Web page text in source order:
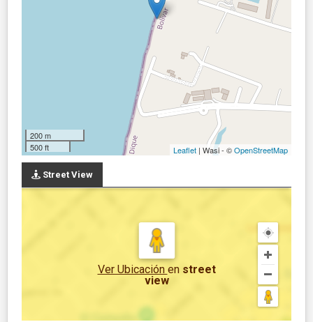
200 m
500 ft
Leaflet | Wasi - ©OpenStreetMap
Street View
Ver Ubicación en street
view